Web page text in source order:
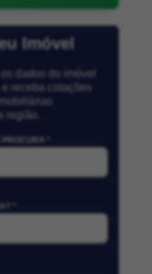
Imóvel
dados do imóvel
receba cotações
*
*